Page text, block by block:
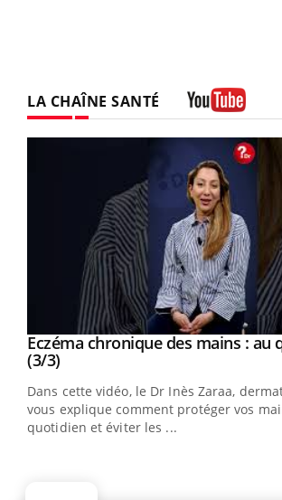
LA CHAÎNE SANTÉ
Youtube
Youtube
Eczéma chronique des mains : au
(3/3)Youtube
Dans cette vidéo, le Dr Inès Zaraa,
vous explique comment protéger vos
quotidien et éviter les ...